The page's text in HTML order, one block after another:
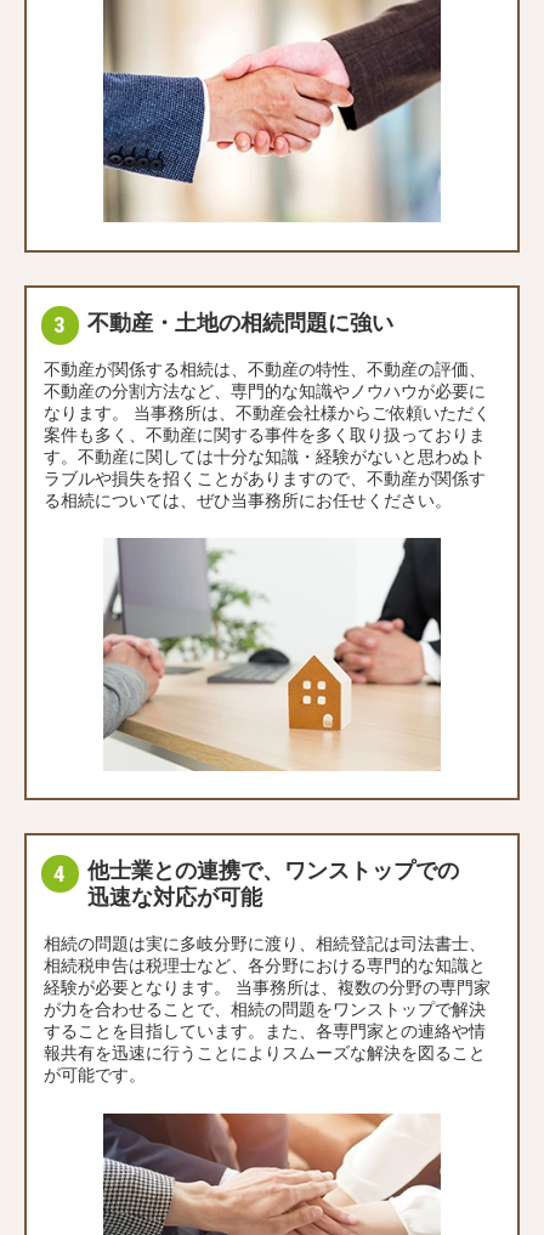
不動産・土地の相続問題に強い
不動産が関係する相続は、不動産の特性、不動産の評価、
不動産の分割方法など、専門的な知識やノウハウが必要に
なります。 当事務所は、不動産会社様からご依頼いただく
案件も多く、不動産に関する事件を多く取り扱っておりま
す。不動産に関しては十分な知識・経験がないと思わぬト
ラブルや損失を招くことがありますので、不動産が関係す
る相続については、ぜひ当事務所にお任せください。
他士業との連携で、ワンストップでの
迅速な対応が可能
相続の問題は実に多岐分野に渡り、相続登記は司法書士、
相続税申告は税理士など、各分野における専門的な知識と
経験が必要となります。 当事務所は、複数の分野の専門家
が力を合わせることで、相続の問題をワンストップで解決
することを目指しています。また、各専門家との連絡や情
報共有を迅速に行うことによりスムーズな解決を図ること
が可能です。